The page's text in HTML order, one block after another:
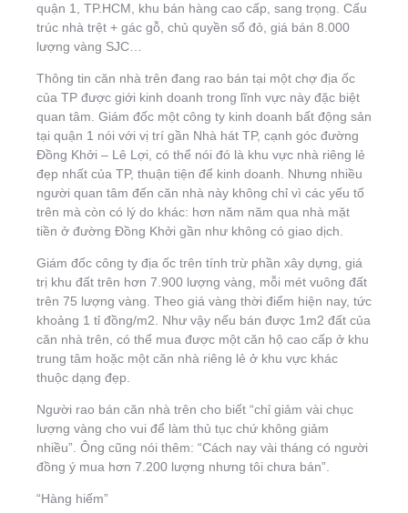
quận 1, TP.HCM, khu bán hàng cao cấp, sang trọng. Cấu
trúc nhà trệt + gác gỗ, chủ quyền sổ đỏ, giá bán 8.000
lượng vàng SJC…
Thông tin căn nhà trên đang rao bán tại một chợ địa ốc
của TP được giới kinh doanh trong lĩnh vực này đặc biệt
quan tâm. Giám đốc một công ty kinh doanh bất động sản
tại quận 1 nói với vị trí gần Nhà hát TP, cạnh góc đường
Đồng Khởi – Lê Lợi, có thể nói đó là khu vực nhà riêng lẻ
đẹp nhất của TP, thuận tiện để kinh doanh. Nhưng nhiều
người quan tâm đến căn nhà này không chỉ vì các yếu tố
trên mà còn có lý do khác: hơn năm năm qua nhà mặt
tiền ở đường Đồng Khởi gần như không có giao dịch.
Giám đốc công ty địa ốc trên tính trừ phần xây dựng, giá
trị khu đất trên hơn 7.900 lượng vàng, mỗi mét vuông đất
trên 75 lượng vàng. Theo giá vàng thời điểm hiện nay, tức
khoảng 1 tỉ đồng/m2. Như vậy nếu bán được 1m2 đất của
căn nhà trên, có thể mua được một căn hộ cao cấp ở khu
trung tâm hoặc một căn nhà riêng lẻ ở khu vực khác
thuộc dạng đẹp.
Người rao bán căn nhà trên cho biết “chỉ giảm vài chục
lượng vàng cho vui để làm thủ tục chứ không giảm
nhiều”. Ông cũng nói thêm: “Cách nay vài tháng có người
đồng ý mua hơn 7.200 lượng nhưng tôi chưa bán”.
“Hàng hiếm”